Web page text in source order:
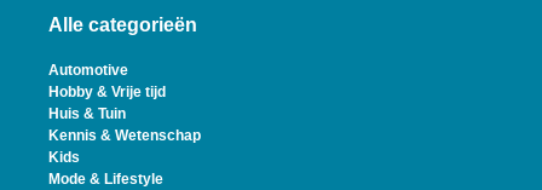
Alle categorieën
Automotive
Hobby & Vrije tijd
Huis & Tuin
Kennis & Wetenschap
Kids
Mode & Lifestyle